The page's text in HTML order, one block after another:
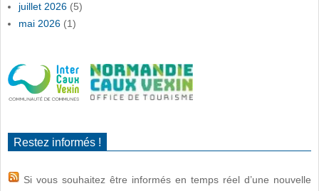
juillet 2026 (5)
mai 2026 (1)
Restez informés !
Si vous souhaitez être informés en temps réel d’une nouvelle